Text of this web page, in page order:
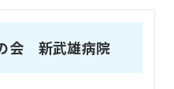
会 新武雄病院